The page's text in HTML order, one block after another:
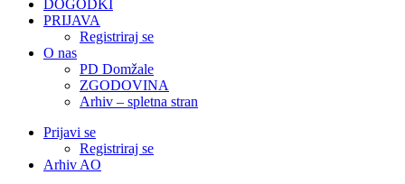
DOGODKI
PRIJAVA
Registriraj se
O nas
PD Domžale
ZGODOVINA
Arhiv – spletna stran
Prijavi se
Registriraj se
Arhiv AO